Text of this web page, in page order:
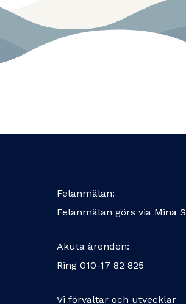
Felanmälan:
Felanmälan görs via Mina
Akuta ärenden:
Ring 010-17 82 825
Vi förvaltar och utvecklar